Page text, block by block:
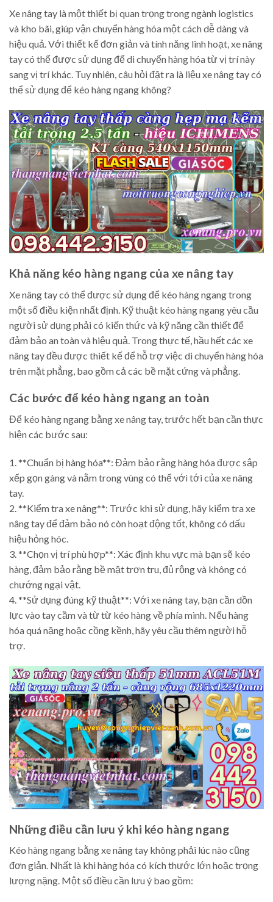
Xe nâng tay là một thiết bị quan trọng trong ngành logistics
và kho bãi, giúp vận chuyển hàng hóa một cách dễ dàng và
hiệu quả. Với thiết kế đơn giản và tính năng linh hoạt, xe nâng
tay có thể được sử dụng để di chuyển hàng hóa từ vị trí này
sang vị trí khác. Tuy nhiên, câu hỏi đặt ra là liệu xe nâng tay có
thể sử dụng để kéo hàng ngang không?
Khả năng kéo hàng ngang của xe nâng tay
Xe nâng tay có thể được sử dụng để kéo hàng ngang trong
một số điều kiện nhất định. Kỹ thuật kéo hàng ngang yêu cầu
người sử dụng phải có kiến thức và kỹ năng cần thiết để
đảm bảo an toàn và hiệu quả. Trong thực tế, hầu hết các xe
nâng tay đều được thiết kế để hỗ trợ việc di chuyển hàng hóa
trên mặt phẳng, bao gồm cả các bề mặt cứng và phẳng.
Các bước để kéo hàng ngang an toàn
Để kéo hàng ngang bằng xe nâng tay, trước hết bạn cần thực
hiện các bước sau:
1. **Chuẩn bị hàng hóa**: Đảm bảo rằng hàng hóa được sắp
xếp gọn gàng và nằm trong vùng có thể với tới của xe nâng
tay.
2. **Kiểm tra xe nâng**: Trước khi sử dụng, hãy kiểm tra xe
nâng tay để đảm bảo nó còn hoạt động tốt, không có dấu
hiệu hỏng hóc.
3. **Chọn vị trí phù hợp**: Xác định khu vực mà bạn sẽ kéo
hàng, đảm bảo rằng bề mặt trơn tru, đủ rộng và không có
chướng ngại vật.
4. **Sử dụng đúng kỹ thuật**: Với xe nâng tay, bạn cần dồn
lực vào tay cầm và từ từ kéo hàng về phía mình. Nếu hàng
hóa quá nặng hoặc cồng kềnh, hãy yêu cầu thêm người hỗ
trợ.
Những điều cần lưu ý khi kéo hàng ngang
Kéo hàng ngang bằng xe nâng tay không phải lúc nào cũng
đơn giản. Nhất là khi hàng hóa có kích thước lớn hoặc trọng
lượng nặng. Một số điều cần lưu ý bao gồm: